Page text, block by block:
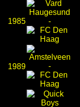
1985 -
1989 -